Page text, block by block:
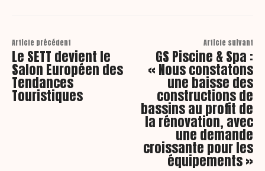
Article précédent
Le SETT devient le
Salon Européen des
Tendances
Touristiques
Article suivant
GS Piscine & Spa :
« Nous constatons
une baisse des
constructions de
bassins au profit de
la rénovation, avec
une demande
croissante pour les
équipements »